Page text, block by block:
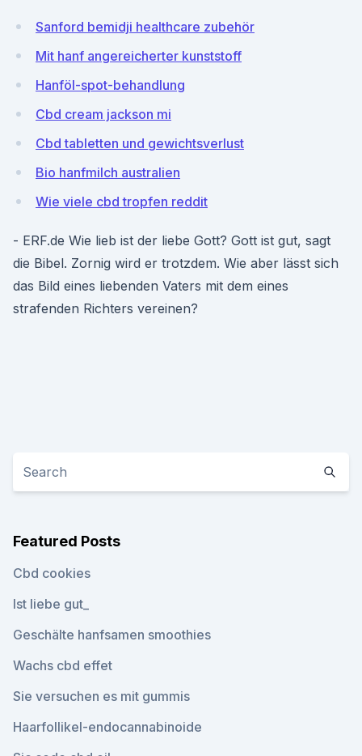
Sanford bemidji healthcare zubehör
Mit hanf angereicherter kunststoff
Hanföl-spot-behandlung
Cbd cream jackson mi
Cbd tabletten und gewichtsverlust
Bio hanfmilch australien
Wie viele cbd tropfen reddit
- ERF.de Wie lieb ist der liebe Gott? Gott ist gut, sagt
die Bibel. Zornig wird er trotzdem. Wie aber lässt sich
das Bild eines liebenden Vaters mit dem eines
strafenden Richters vereinen?
Featured Posts
Cbd cookies
Ist liebe gut_
Geschälte hanfsamen smoothies
Wachs cbd effet
Sie versuchen es mit gummis
Haarfollikel-endocannabinoide